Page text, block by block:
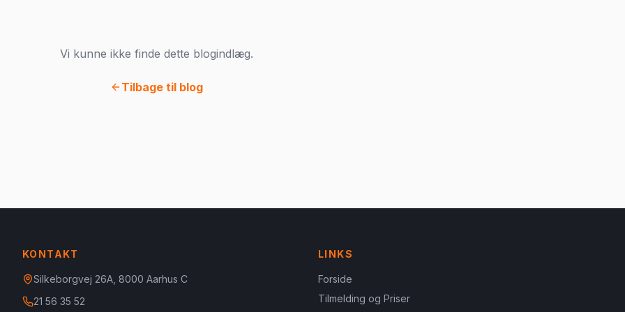
Vi kunne ikke finde dette blogindlæg.
Tilbage til blog
KONTAKT
Silkeborgvej 26A, 8000 Aarhus C
21 56 35 52
LINKS
Forside
Tilmelding og Priser